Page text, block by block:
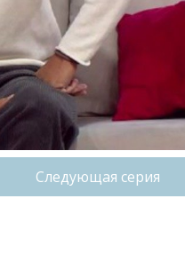
Следующая серия